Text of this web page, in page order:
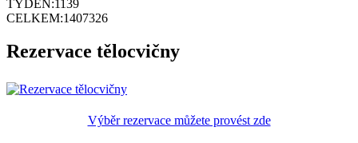
TÝDEN:1139
CELKEM:1407326
Rezervace tělocvičny
Výběr rezervace můžete provést zde